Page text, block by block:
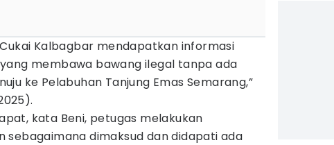
Kalbagbar mendapatkan informasi
membawa bawang ilegal tanpa ada
ke Pelabuhan Tanjung Emas Semarang,”
kata Beni, petugas melakukan
sebagaimana dimaksud dan didapati ada